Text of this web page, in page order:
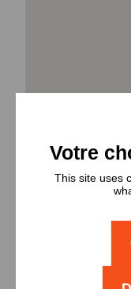
This site uses